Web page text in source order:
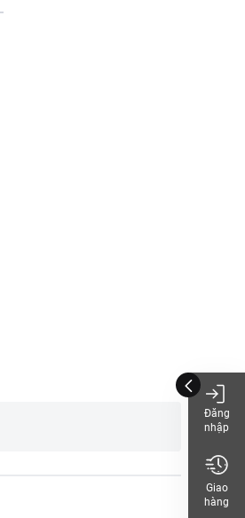
Đăng
nhập
Giao
hàng